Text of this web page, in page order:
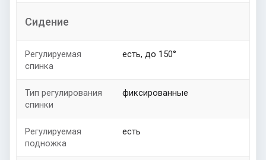
Сидение
Регулируемая
спинка
есть, до 150°
Тип регулирования
спинки
фиксированные
Регулируемая
подножка
есть